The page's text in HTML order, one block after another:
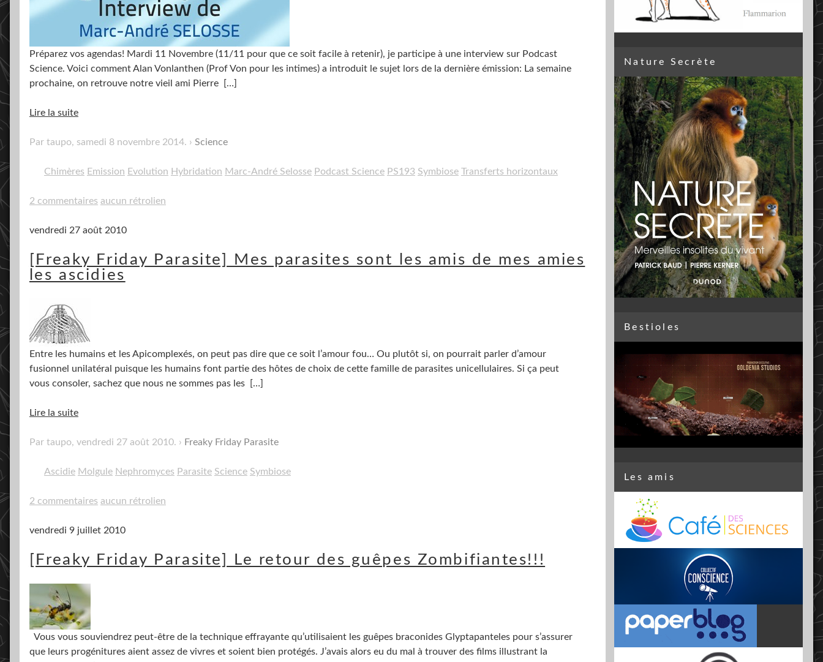
Préparez vos agendas! Mardi 11 Novembre (11/11 pour que ce soit facile à retenir), je participe à une interview sur Podcast
Science. Voici comment Alan Vonlanthen (Prof Von pour les intimes) a introduit le sujet lors de la dernière émission: La semaine
prochaine, on retrouve notre vieil ami Pierre
[…]
Lire la suite
Par taupo, samedi 8 novembre 2014. Science
Chimères Emission Evolution Hybridation Marc-André Selosse Podcast Science PS193 Symbiose Transferts horizontaux
2 commentaires aucun rétrolien
vendredi 27 août 2010
[Freaky Friday Parasite] Mes parasites sont les amis de mes amies
les ascidies
Entre les humains et les Apicomplexés, on peut pas dire que ce soit l’amour fou… Ou plutôt si, on pourrait parler d’amour
fusionnel unilatéral puisque les humains font partie des hôtes de choix de cette famille de parasites unicellulaires. Si ça peut
vous consoler, sachez que nous ne sommes pas les
[…]
Lire la suite
Par taupo, vendredi 27 août 2010. Freaky Friday Parasite
Ascidie Molgule Nephromyces Parasite Science Symbiose
2 commentaires aucun rétrolien
vendredi 9 juillet 2010
[Freaky Friday Parasite] Le retour des guêpes Zombifiantes!!!
Vous vous souviendrez peut-être de la technique effrayante qu’utilisaient les guêpes braconides Glyptapanteles pour s’assurer
que leurs progénitures aient assez de vivres et soient bien protégés. J’avais alors eu du mal à trouver des films illustrant la
Nature Secrète
Bestioles
Les amis